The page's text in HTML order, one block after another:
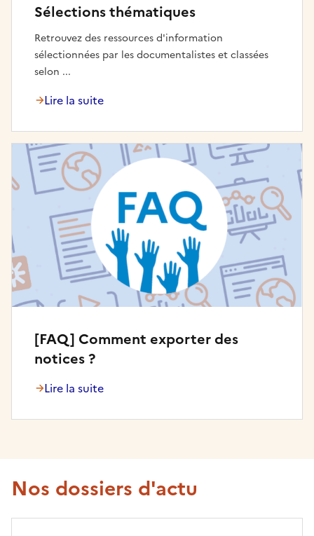
Sélections thématiques
Retrouvez des ressources d'information
sélectionnées par les documentalistes et classées
selon ...
Lire la suite
[FAQ] Comment exporter des
notices ?
Lire la suite
Nos dossiers d'actu